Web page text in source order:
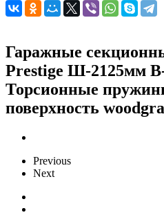
Гаражные
Prestige Ш-2125мм
Торсионные
поверхность
Previous
Next